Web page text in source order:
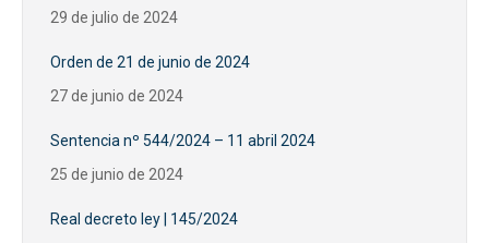
29 de julio de 2024
Orden de 21 de junio de 2024
27 de junio de 2024
Sentencia nº 544/2024 – 11 abril 2024
25 de junio de 2024
Real decreto ley | 145/2024